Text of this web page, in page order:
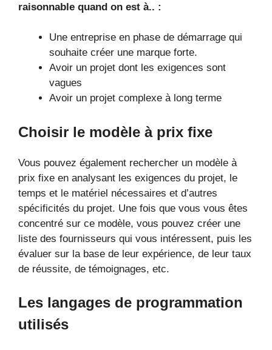
raisonnable quand on est à.. :
Une entreprise en phase de démarrage qui
souhaite créer une marque forte.
Avoir un projet dont les exigences sont
vagues
Avoir un projet complexe à long terme
Choisir le modèle à prix fixe
Vous pouvez également rechercher un modèle à
prix fixe en analysant les exigences du projet, le
temps et le matériel nécessaires et d’autres
spécificités du projet. Une fois que vous vous êtes
concentré sur ce modèle, vous pouvez créer une
liste des fournisseurs qui vous intéressent, puis les
évaluer sur la base de leur expérience, de leur taux
de réussite, de témoignages, etc.
Les langages de programmation
utilisés